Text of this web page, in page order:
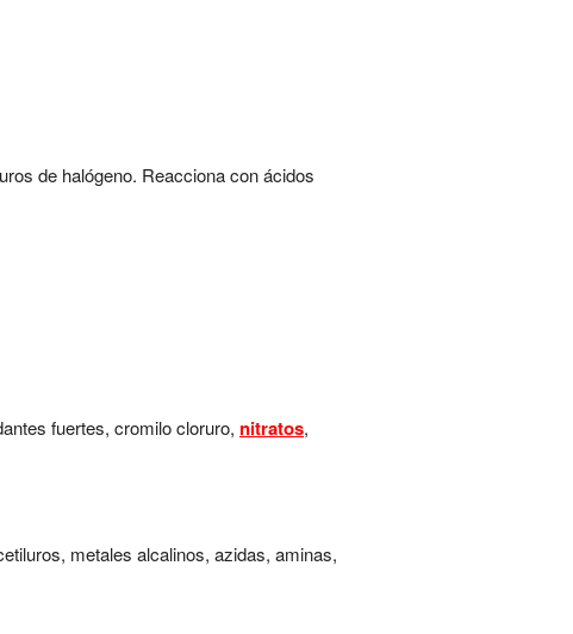
de halógeno. Reacciona con ácidos
fuertes, cromilo cloruro, nitratos,
metales alcalinos, azidas, aminas,